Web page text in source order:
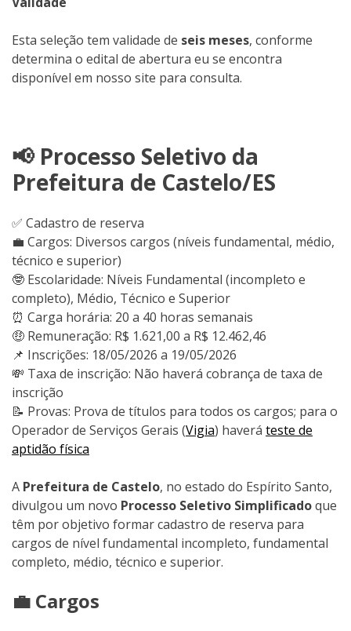
Esta seleção tem validade de seis meses, conforme
determina o edital de abertura eu se encontra
disponível em nosso site para consulta.
📢 Processo Seletivo da
Prefeitura de Castelo/ES
✅ Cadastro de reserva
💼 Cargos: Diversos cargos (níveis fundamental, médio,
técnico e superior)
🤓 Escolaridade: Níveis Fundamental (incompleto e
completo), Médio, Técnico e Superior
⏰ Carga horária: 20 a 40 horas semanais
🤑 Remuneração: R$ 1.621,00 a R$ 12.462,46
📌 Inscrições: 18/05/2026 a 19/05/2026
💸 Taxa de inscrição: Não haverá cobrança de taxa de
inscrição
📝 Provas: Prova de títulos para todos os cargos; para o
Operador de Serviços Gerais (Vigia) haverá teste de
aptidão física
A Prefeitura de Castelo, no estado do Espírito Santo,
divulgou um novo Processo Seletivo Simplificadoque
têm por objetivo formar cadastro de reserva para
cargos de nível fundamental incompleto, fundamental
completo, médio, técnico e superior.
💼 Cargos